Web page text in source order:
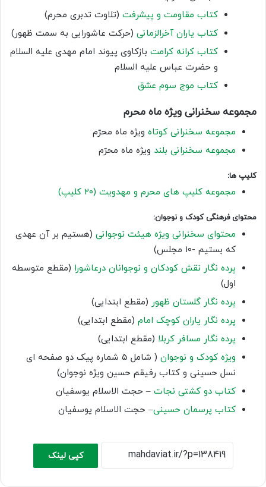
کتاب مقاومت و پیشرفت (تلاوت تدبری محرم)
کتاب یاران آخرالزمانی (حرکت عاشورایی به سمت ظهور)
کتاب کرانه کرامت بازکاوی پیوند امام مهدی علیه السلام
و حضرت عباس علیه السلام
کتاب موج سوم عشق
مجموعه سخنرانی ویژه ماه محرم
مجموعه سخنرانی کوتاه ویژه ماه محرّم
مجموعه سخنرانی بلند ویژه ماه محرّم
کلیپ ها:
مجموعه کلیپ های محرم و مهدویت (۲۰ کلیپ)
محتوای فرهنگی کودک و نوجوان:
محتوای سخنرانی ویژه هیئت نوجوانی (هستیم بر آن عهدی
که بستیم -۱۰ مجلس)
پرده نگار نقش کودکان و نوجوانان درعاشورا (مقطع متوسطه
اول)
پرده نگار گلستان ظهور (مقطع ابتدایی)
پرده نگار یاران کوچک امام (مقطع ابتدایی)
پرده نگار مسافر کربلا (مقطع ابتدایی)
ویژه کودک و نوجوان
( شامل ۵ شماره پیک دو صفحه ای
نسل حسینی و کتاب رفیقم حسین ویژه نوجوان)
کتاب دو کشتی نجات – حجت الاسلام یوسفیان
کتاب پرسمان حسینی– حجت الاسلام یوسفیان
کپی لینک